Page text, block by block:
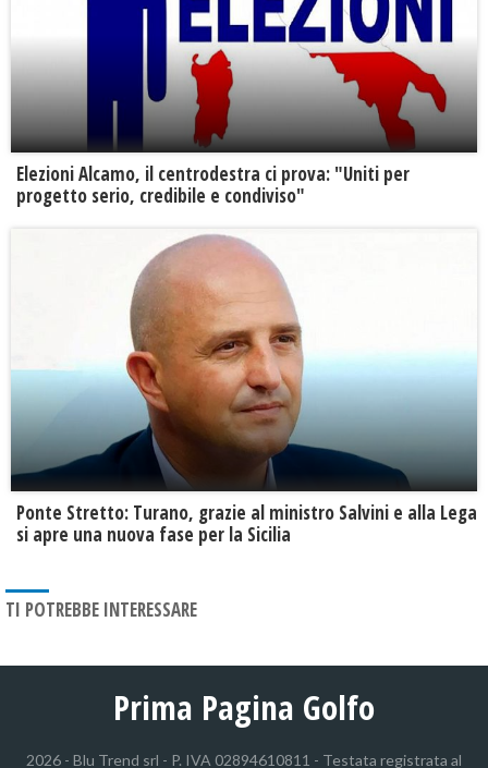
Elezioni Alcamo, il centrodestra ci prova: "Uniti per
progetto serio, credibile e condiviso"
Ponte Stretto: Turano, grazie al ministro Salvini e alla Lega
si apre una nuova fase per la Sicilia
TI POTREBBE INTERESSARE
Prima Pagina Golfo
2026 - Blu Trend srl - P. IVA 02894610811 - Testata registrata al